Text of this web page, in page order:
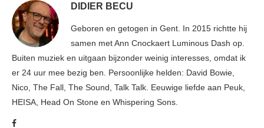
DIDIER BECU
Geboren en getogen in Gent. In 2015 richtte hij
samen met Ann Cnockaert Luminous Dash op.
Buiten muziek en uitgaan bijzonder weinig interesses, omdat ik
er 24 uur mee bezig ben. Persoonlijke helden: David Bowie,
Nico, The Fall, The Sound, Talk Talk. Eeuwige liefde aan Peuk,
HEISA, Head On Stone en Whispering Sons.